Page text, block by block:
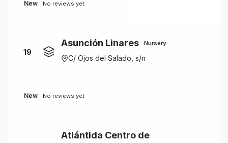
New No reviews yet
19
Asunción Linares Nursery
C/ Ojos del Salado, s/n
New No reviews yet
Atlántida Centro de